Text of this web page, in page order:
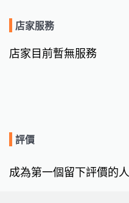
店家服務
店家目前暫無服務
評價
成為第一個留下評價的人